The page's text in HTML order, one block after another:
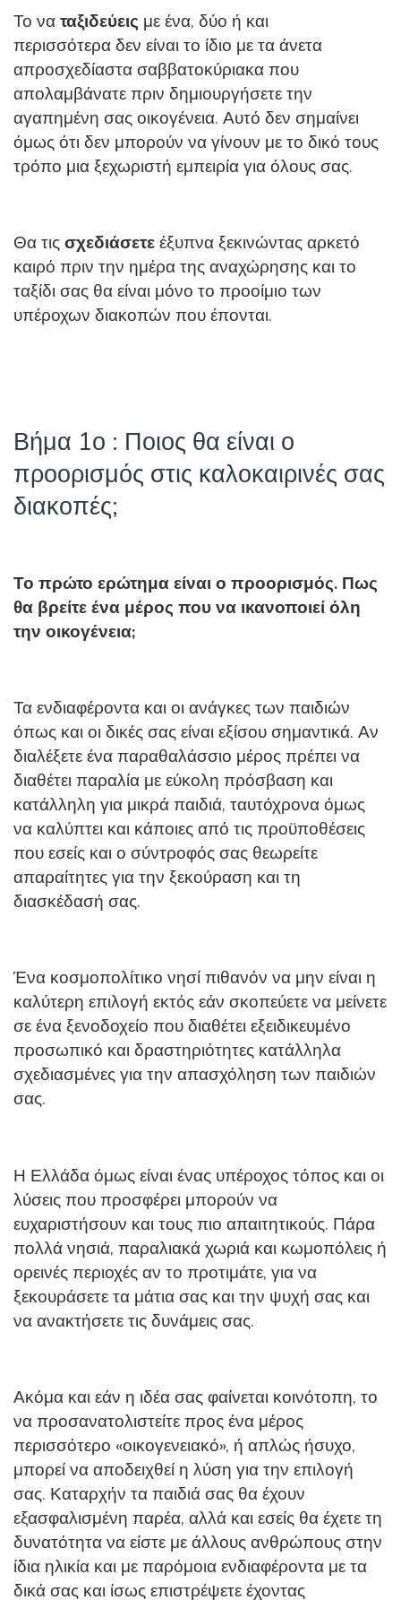
Το ναταξιδεύεις με ένα, δύο ή και
περισσότερα δεν είναι το ίδιο με τα άνετα
απροσχεδίαστα σαββατοκύριακα που
απολαμβάνατε πριν δημιουργήσετε την
αγαπημένη σας οικογένεια. Αυτό δεν σημαίνει
όμως ότι δεν μπορούν να γίνουν με το δικό τους
τρόπο μια ξεχωριστή εμπειρία για όλους σας.
Θα τιςσχεδιάσετεέξυπνα ξεκινώντας αρκετό
καιρό πριν την ημέρα της αναχώρησης και το
ταξίδι σας θα είναι μόνο το προοίμιο των
υπέροχων διακοπών που έπονται.
Βήμα 1ο : Ποιος θα είναι ο
προορισμός στις καλοκαιρινές σας
διακοπές;
Το πρώτο ερώτημα είναι ο προορισμός. Πως
θα βρείτε ένα μέρος που να ικανοποιεί όλη
την οικογένεια;
Τα ενδιαφέροντα και οι ανάγκες των παιδιών
όπως και οι δικές σας είναι εξίσου σημαντικά. Αν
διαλέξετε ένα παραθαλάσσιο μέρος πρέπει να
διαθέτει παραλία με εύκολη πρόσβαση και
κατάλληλη για μικρά παιδιά, ταυτόχρονα όμως
να καλύπτει και κάποιες από τις προϋποθέσεις
που εσείς και ο σύντροφός σας θεωρείτε
απαραίτητες για την ξεκούραση και τη
διασκέδασή σας.
Ένα κοσμοπολίτικο νησί πιθανόν να μην είναι η
καλύτερη επιλογή εκτός εάν σκοπεύετε να μείνετε
σε ένα ξενοδοχείο που διαθέτει εξειδικευμένο
προσωπικό και δραστηριότητες κατάλληλα
σχεδιασμένες για την απασχόληση των παιδιών
σας.
Η Ελλάδα όμως είναι ένας υπέροχος τόπος και οι
λύσεις που προσφέρει μπορούν να
ευχαριστήσουν και τους πιο απαιτητικούς. Πάρα
πολλά νησιά, παραλιακά χωριά και κωμοπόλεις ή
ορεινές περιοχές αν το προτιμάτε, για να
ξεκουράσετε τα μάτια σας και την ψυχή σας και
να ανακτήσετε τις δυνάμεις σας.
Ακόμα και εάν η ιδέα σας φαίνεται κοινότοπη, το
να προσανατολιστείτε προς ένα μέρος
περισσότερο «οικογενειακό», ή απλώς ήσυχο,
μπορεί να αποδειχθεί η λύση για την επιλογή
σας. Καταρχήν τα παιδιά σας θα έχουν
εξασφαλισμένη παρέα, αλλά και εσείς θα έχετε τη
δυνατότητα να είστε με άλλους ανθρώπους στην
ίδια ηλικία και με παρόμοια ενδιαφέροντα με τα
δικά σας και ίσως επιστρέψετε έχοντας